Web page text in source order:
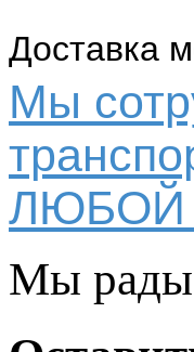
Доставка
Мы
ЛЮБОЙ
Мы рады